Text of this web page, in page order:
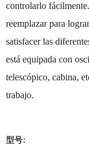
controlarlo
reemplazar para
satisfacer las
está equipada con
telescópico, cabina,
trabajo.
型号: